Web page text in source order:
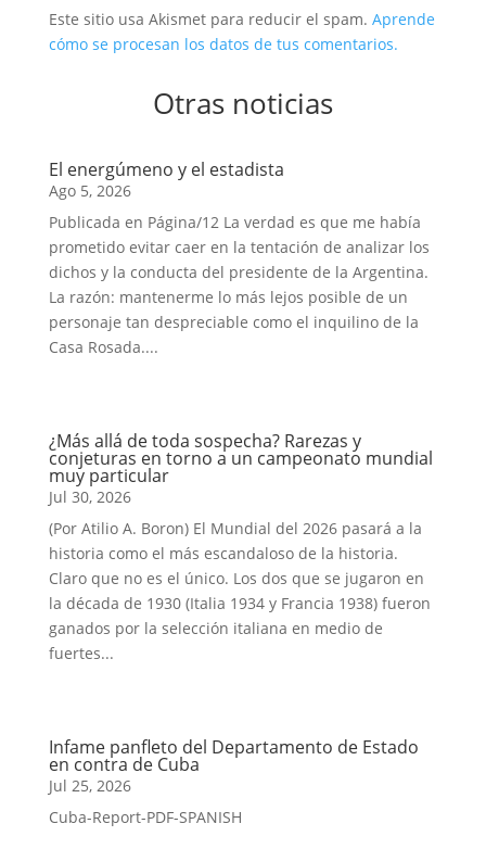
Este sitio usa Akismet para reducir el spam. Aprende
cómo se procesan los datos de tus comentarios.
Otras noticias
El energúmeno y el estadista
Ago 5, 2026
Publicada en Página/12 La verdad es que me había
prometido evitar caer en la tentación de analizar los
dichos y la conducta del presidente de la Argentina.
La razón: mantenerme lo más lejos posible de un
personaje tan despreciable como el inquilino de la
Casa Rosada....
¿Más allá de toda sospecha? Rarezas y
conjeturas en torno a un campeonato mundial
muy particular
Jul 30, 2026
(Por Atilio A. Boron) El Mundial del 2026 pasará a la
historia como el más escandaloso de la historia.
Claro que no es el único. Los dos que se jugaron en
la década de 1930 (Italia 1934 y Francia 1938) fueron
ganados por la selección italiana en medio de
fuertes...
Infame panfleto del Departamento de Estado
en contra de Cuba
Jul 25, 2026
Cuba-Report-PDF-SPANISH